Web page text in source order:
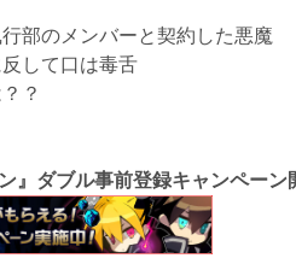
部のメンバーと契約した悪魔
して口は毒舌
？
』ダブル事前登録キャンペーン